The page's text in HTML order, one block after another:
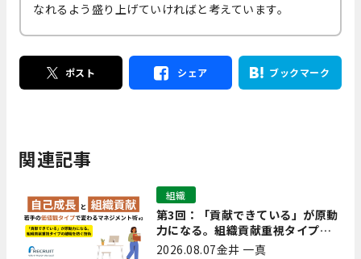
なれるよう盛り上げていければと考えています。
ポスト シェア ブックマーク
関連記事
第3回：「貢献できている」が原動
力になる。組織貢献重視タイプの
離職を防ぐ技術
組織
2026.08.07金井 一真